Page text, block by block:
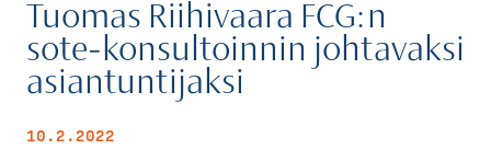
Tuomas Riihivaara FCG:n
sote-konsultoinnin johtavaksi
asiantuntijaksi
10.2.2022